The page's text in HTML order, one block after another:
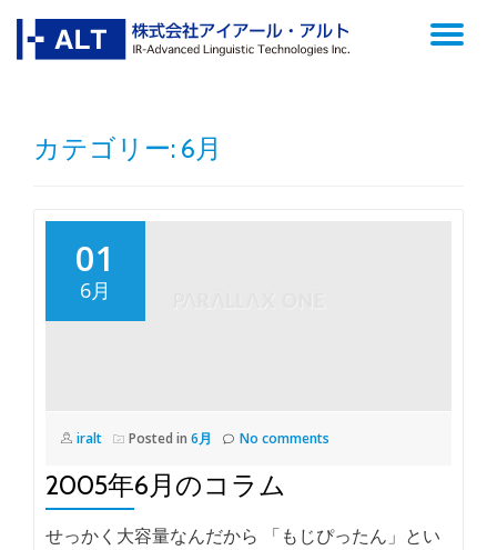
Skip
カテゴリー: 6月
01
6月
iralt Posted in 6月 No comments
2005年6月のコラム
せっかく大容量なんだから 「もじぴったん」とい